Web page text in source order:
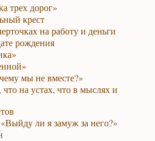
трех дорог»
крест
на работу и деньги
рождения
мы не вместе?»
что на устах, что в мыслях и
ли я замуж за него?»